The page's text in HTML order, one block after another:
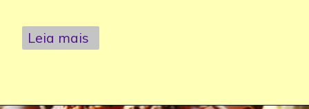
Leia mais